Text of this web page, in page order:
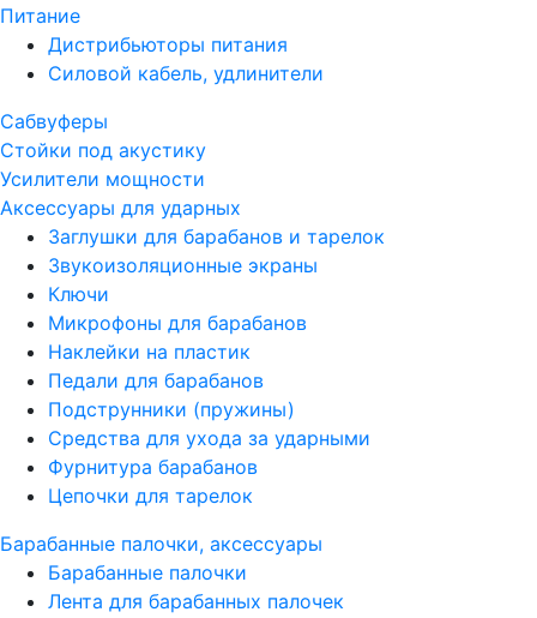
Питание
Дистрибьюторы питания
Силовой кабель, удлинители
Сабвуферы
Стойки под акустику
Усилители мощности
Аксессуары для ударных
Заглушки для барабанов и тарелок
Звукоизоляционные экраны
Ключи
Микрофоны для барабанов
Наклейки на пластик
Педали для барабанов
Подструнники (пружины)
Средства для ухода за ударными
Фурнитура барабанов
Цепочки для тарелок
Барабанные палочки, аксессуары
Барабанные палочки
Лента для барабанных палочек